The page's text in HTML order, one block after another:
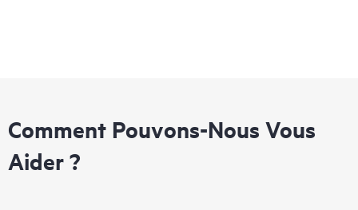
Comment Pouvons-Nous Vous
Aider ?